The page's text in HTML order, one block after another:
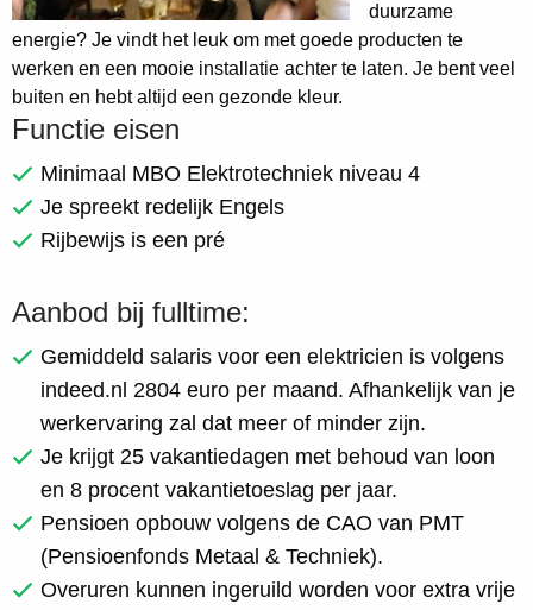
duurzame
energie? Je vindt het leuk om met goede producten te
werken en een mooie installatie achter te laten. Je bent veel
buiten en hebt altijd een gezonde kleur.
Functie eisen
Minimaal MBO Elektrotechniek niveau 4
Je spreekt redelijk Engels
Rijbewijs is een pré
Aanbod bij fulltime:
Gemiddeld salaris voor een elektricien is volgens
indeed.nl 2804 euro per maand. Afhankelijk van je
werkervaring zal dat meer of minder zijn.
Je krijgt 25 vakantiedagen met behoud van loon
en 8 procent vakantietoeslag per jaar.
Pensioen opbouw volgens de CAO van PMT
(Pensioenfonds Metaal & Techniek).
Overuren kunnen ingeruild worden voor extra vrije